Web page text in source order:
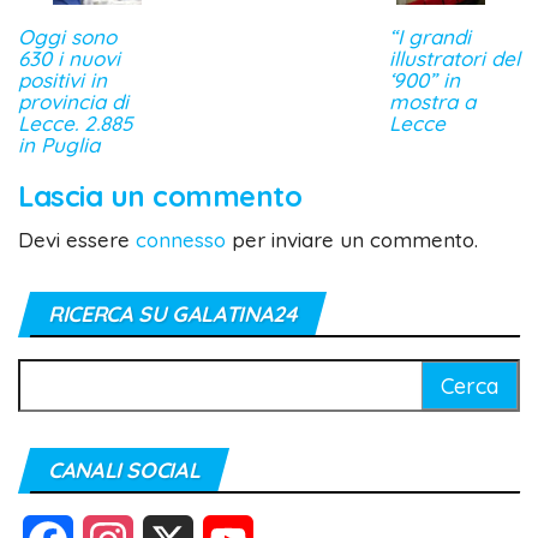
Oggi sono
630 i nuovi
positivi in
provincia di
Lecce. 2.885
in Puglia
“I grandi
illustratori del
‘900” in
mostra a
Lecce
Lascia un commento
Devi essere connesso per inviare un commento.
RICERCA SU GALATINA24
per:
CANALI SOCIAL